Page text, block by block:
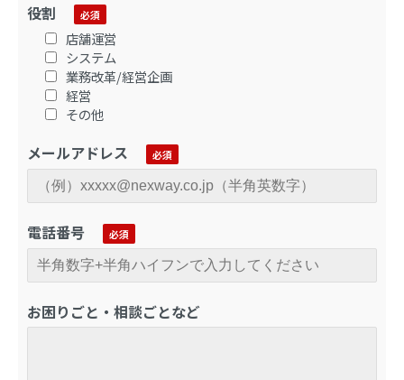
役割
店舗運営
システム
業務改革/経営企画
経営
その他
メールアドレス
電話番号
お困りごと・相談ごとなど